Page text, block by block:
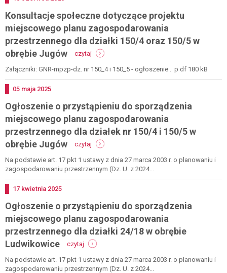
Konsultacje społeczne dotyczące projektu
miejscowego planu zagospodarowania
przestrzennego dla działki 150/4 oraz 150/5 w
obrębie Jugów
czytaj
konsultacje
społeczne
planu
zagospodarowania
przestrzennego
dla
działki
150/4
oraz
150/5
w
Załączniki: GNR-mpzp-dz. nr 150_4 i 150_5 - ogłoszenie . p df 180 kB
Dodano
05 maja 2025
Ogłoszenie o przystąpieniu do sporządzenia
miejscowego planu zagospodarowania
przestrzennego dla działek nr 150/4 i 150/5 w
obrębie Jugów
czytaj
ogłoszenie
o
przystąpieniu
planu
zagospodarowania
przestrzennego
dla
działek
nr
150/4
i
Na podstawie art. 17 pkt 1 ustawy z dnia 27 marca 2003 r. o planowaniu i
zagospodarowaniu przestrzennym (Dz. U. z 2024...
Dodano
17 kwietnia 2025
Ogłoszenie o przystąpieniu do sporządzenia
miejscowego planu zagospodarowania
przestrzennego dla działki 24/18 w obrębie
Ludwikowice
czytaj
ogłoszenie
o
przystąpieniu
Na podstawie art. 17 pkt 1 ustawy z dnia 27 marca 2003 r. o planowaniu i
zagospodarowaniu przestrzennym (Dz. U. z 2024...